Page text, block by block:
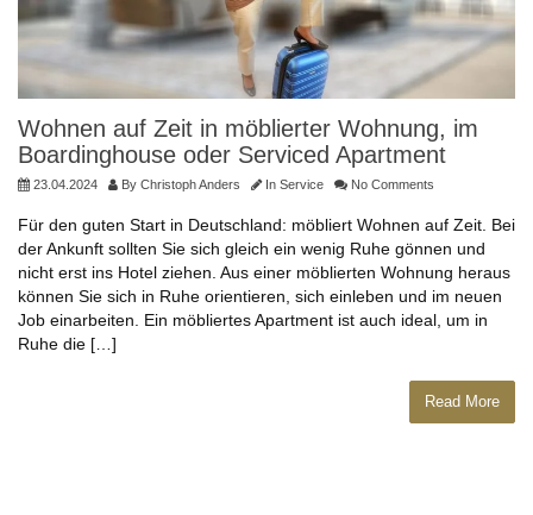
Wohnen auf Zeit in möblierter Wohnung, im
Boardinghouse oder Serviced Apartment
23.04.2024 By Christoph Anders In Service No Comments
Für den guten Start in Deutschland: möbliert Wohnen auf Zeit. Bei
der Ankunft sollten Sie sich gleich ein wenig Ruhe gönnen und
nicht erst ins Hotel ziehen. Aus einer möblierten Wohnung heraus
können Sie sich in Ruhe orientieren, sich einleben und im neuen
Job einarbeiten. Ein möbliertes Apartment ist auch ideal, um in
Ruhe die […]
Read More